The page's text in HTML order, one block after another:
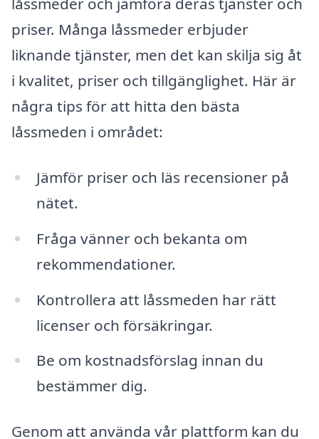
priser. Många låssmeder erbjuder
liknande tjänster, men det kan skilja sig åt
i kvalitet, priser och tillgänglighet. Här är
några tips för att hitta den bästa
låssmeden i området:
Jämför priser och läs recensioner på
nätet.
Fråga vänner och bekanta om
rekommendationer.
Kontrollera att låssmeden har rätt
licenser och försäkringar.
Be om kostnadsförslag innan du
bestämmer dig.
Genom att använda vår plattform kan du